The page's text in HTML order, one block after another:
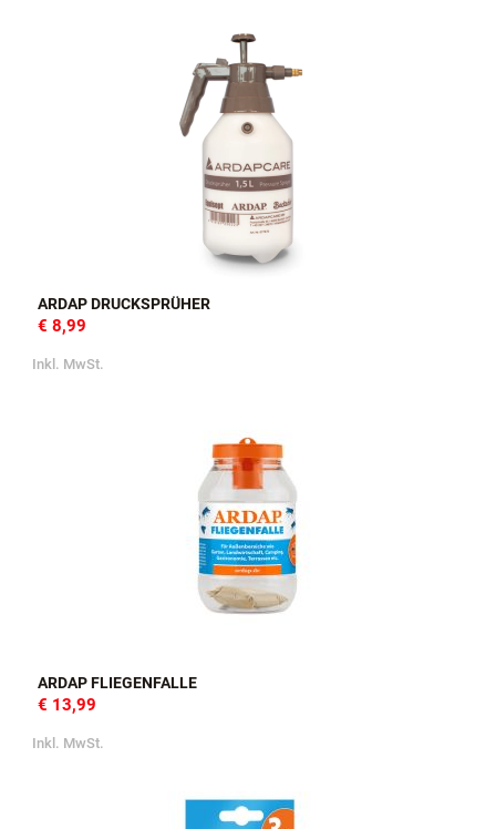
ARDAP DRUCKSPRÜHER
€ 8,99
Inkl. MwSt.
ARDAP FLIEGENFALLE
€ 13,99
Inkl. MwSt.